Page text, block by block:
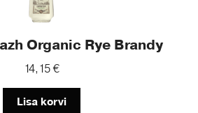
Organic Rye Brandy
14,15€
Lisa korvi